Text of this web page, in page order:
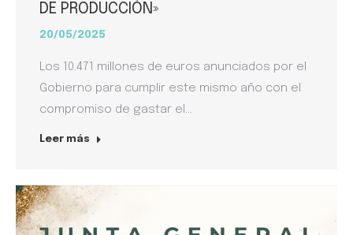
DE PRODUCCIÓN»
20/05/2025
Los 10.471 millones de euros anunciados por el
Gobierno para cumplir este mismo año con el
compromiso de gastar el…
Leer más